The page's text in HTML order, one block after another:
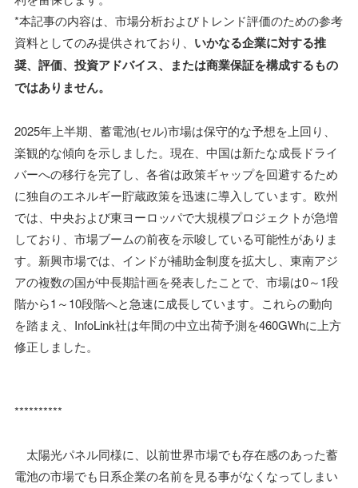
*本記事の内容は、市場分析およびトレンド評価のための参考
資料としてのみ提供されており、 いかなる企業に対する推
奨、評価、投資アドバイス、または商業保証を構成するもの
ではありません。
2025年上半期、蓄電池(セル)市場は保守的な予想を上回り、
楽観的な傾向を示しました。現在、中国は新たな成長ドライ
バーへの移行を完了し、各省は政策ギャップを回避するため
に独自のエネルギー貯蔵政策を迅速に導入しています。欧州
では、中央および東ヨーロッパで大規模プロジェクトが急増
しており、市場ブームの前夜を示唆している可能性がありま
す。新興市場では、インドが補助金制度を拡大し、東南アジ
アの複数の国が中長期計画を発表したことで、市場は0～1段
階から1～10段階へと急速に成長しています。これらの動向
を踏まえ、InfoLink社は年間の中立出荷予測を460GWhに上方
修正しました。
**********
太陽光パネル同様に、以前世界市場でも存在感のあった蓄
電池の市場でも日系企業の名前を見る事がなくなってしまい